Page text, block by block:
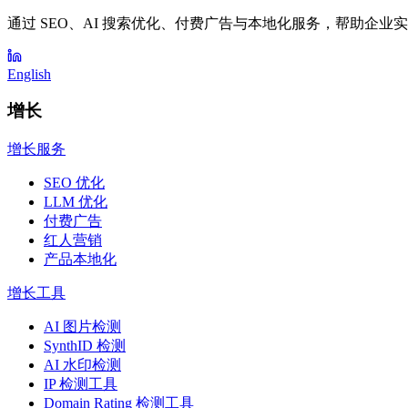
通过 SEO、AI 搜索优化、付费广告与本地化服务，帮助企业实
English
增长
增长服务
SEO 优化
LLM 优化
付费广告
红人营销
产品本地化
增长工具
AI 图片检测
SynthID 检测
AI 水印检测
IP 检测工具
Domain Rating 检测工具